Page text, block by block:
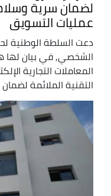
لضمان سرية
عمليات التسويق
دعت السلطة الوطنية
الشخصي, في بيان لها
المعاملات التجارية
التقنية الملائمة